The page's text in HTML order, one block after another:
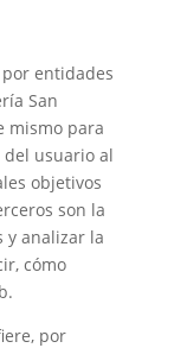
entidades
San
mismo para
del usuario al
objetivos
son la
y analizar la
cómo
por